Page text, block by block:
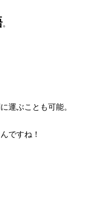
。
運ぶことも可能。
ですね！